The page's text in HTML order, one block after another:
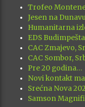
Trofeo
Jesen na
Humanitarna
EDS Budimpešta
CAC Zmajevo,
CAC Sombor,
Pre 20 godina…
Novi kontakt
Srećna Nova
Samson